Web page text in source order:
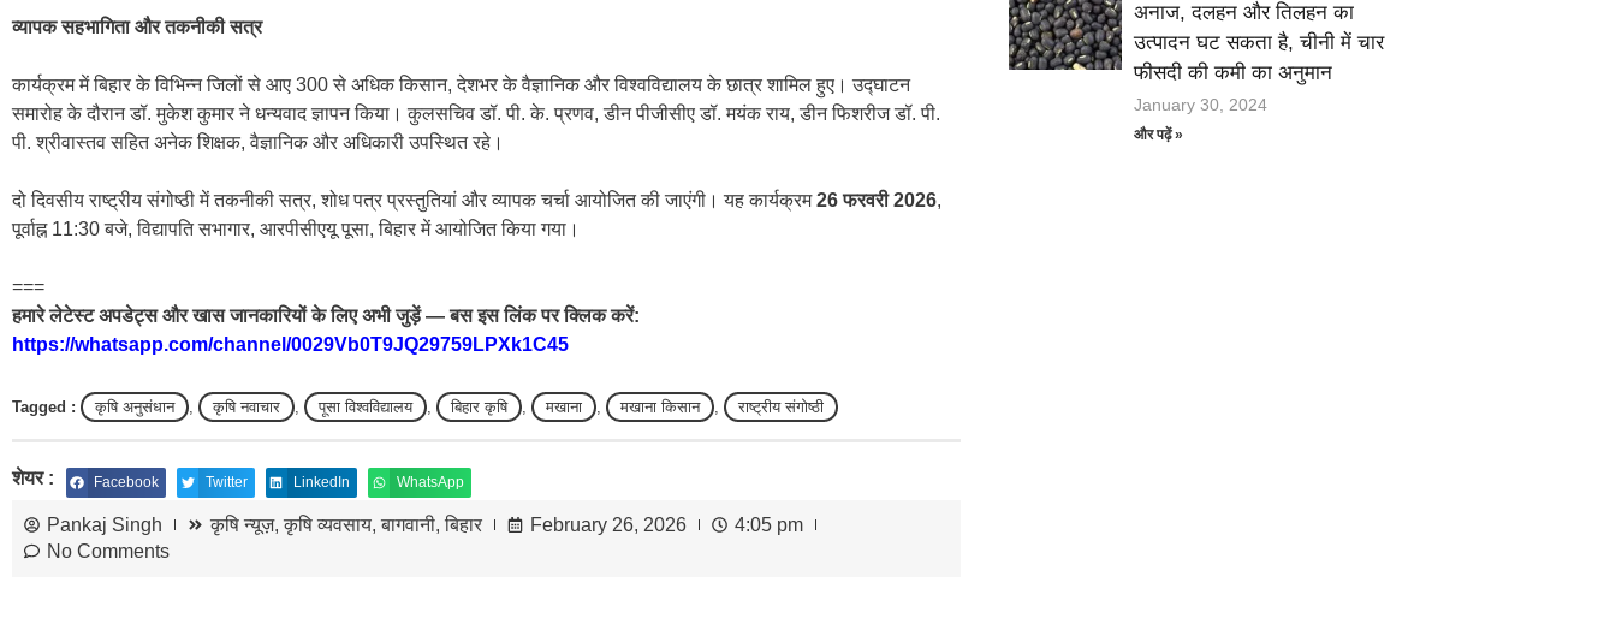
व्यापक सहभागिता और तकनीकी सत्र
कार्यक्रम में बिहार के विभिन्न जिलों से आए 300 से अधिक किसान, देशभर के वैज्ञानिक और विश्वविद्यालय के छात्र शामिल हुए। उद्घाटन
समारोह के दौरान डॉ. मुकेश कुमार ने धन्यवाद ज्ञापन किया। कुलसचिव डॉ. पी. के. प्रणव, डीन पीजीसीए डॉ. मयंक राय, डीन फिशरीज डॉ. पी.
पी. श्रीवास्तव सहित अनेक शिक्षक, वैज्ञानिक और अधिकारी उपस्थित रहे।
दो दिवसीय राष्ट्रीय संगोष्ठी में तकनीकी सत्र, शोध पत्र प्रस्तुतियां और व्यापक चर्चा आयोजित की जाएंगी। यह कार्यक्रम26 फरवरी 2026,
पूर्वाह्न 11:30 बजे, विद्यापति सभागार, आरपीसीएयू पूसा, बिहार में आयोजित किया गया।
===
हमारे लेटेस्ट अपडेट्स और खास जानकारियों के लिए अभी जुड़ें — बस इस लिंक पर क्लिक करें:
https://whatsapp.com/channel/0029Vb0T9JQ29759LPXk1C45
Tagged : कृषि अनुसंधान कृषि नवाचार पूसा विश्वविद्यालय बिहार कृषि मखाना मखाना किसान राष्ट्रीय संगोष्ठी
शेयर : Facebook Twitter LinkedIn WhatsApp
Pankaj Singh कृषि न्यूज़,कृषि व्यवसाय,बागवानी,बिहार February 26, 2026
4:05 pm
No Comments
अनाज, दलहन और तिलहन का
उत्पादन घट सकता है, चीनी में चार
फीसदी की कमी का अनुमान
January 30, 2024
और पढ़ें »